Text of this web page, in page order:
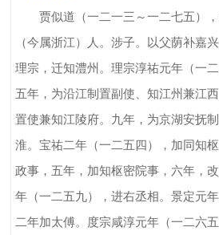
贾似道（一二一三～一二七五），
（今属浙江）人。涉子。以父荫补嘉
理宗，迁知澧州。理宗淳祐元年（一
五年，为沿江制置副使、知江州兼江
置使兼知江陵府。九年，为京湖安抚
淮。宝祐二年（一二五四），加同知
政事，五年，加知枢密院事，六年，
年（一二五九），进右丞相。景定元
二年加太傅。度宗咸淳元年（一二六